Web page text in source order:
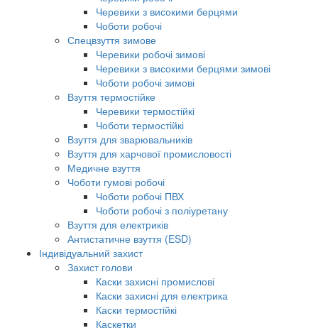
Черевики з високими берцями
Чоботи робочі
Спецвзуття зимове
Черевики робочі зимові
Черевики з високими берцями зимові
Чоботи робочі зимові
Взуття термостійке
Черевики термостійкі
Чоботи термостійкі
Взуття для зварювальників
Взуття для харчової промисловості
Медичне взуття
Чоботи гумові робочі
Чоботи робочі ПВХ
Чоботи робочі з поліуретану
Взуття для електриків
Антистатичне взуття (ESD)
Індивідуальний захист
Захист голови
Каски захисні промислові
Каски захисні для електрика
Каски термостійкі
Каскетки